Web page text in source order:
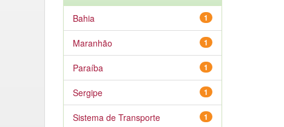
1
Bahia
1
Maranhão
1
Paraíba
1
Sergipe
1
Sistema de Transporte